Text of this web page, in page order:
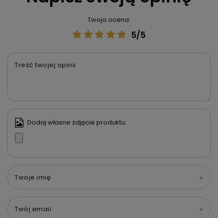
Twoja ocena:
5/5
Treść twojej opinii
Dodaj własne zdjęcie produktu:
Twoje imię
Twój email